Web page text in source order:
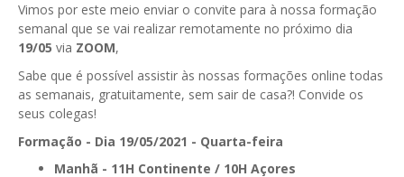
GESContPública
GESDocumental
Eliminar Conta
Isenção de IVA
Submeter SAFT
Vimos por este meio enviar o convite para à nossa formação
semanal que se vai realizar remotamente no próximo dia
19/05 via ZOOM,
Sabe que é possível assistir às nossas formações online todas
as semanais, gratuitamente, sem sair de casa?! Convide os
seus colegas!
Formação - Dia 19/05/2021 - Quarta-feira
Manhã - 11H Continente / 10H Açores